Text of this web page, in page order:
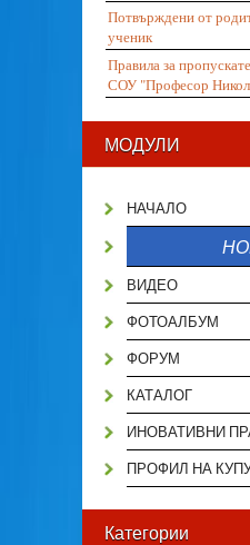
Потвърждени от
ученик
Правила за
СОУ "Професор
МОДУЛИ
НАЧАЛО
ВИДЕО
ФОТОАЛБУМ
ФОРУМ
КАТАЛОГ
ИНОВАТИВНИ
ПРОФИЛ НА
Категории